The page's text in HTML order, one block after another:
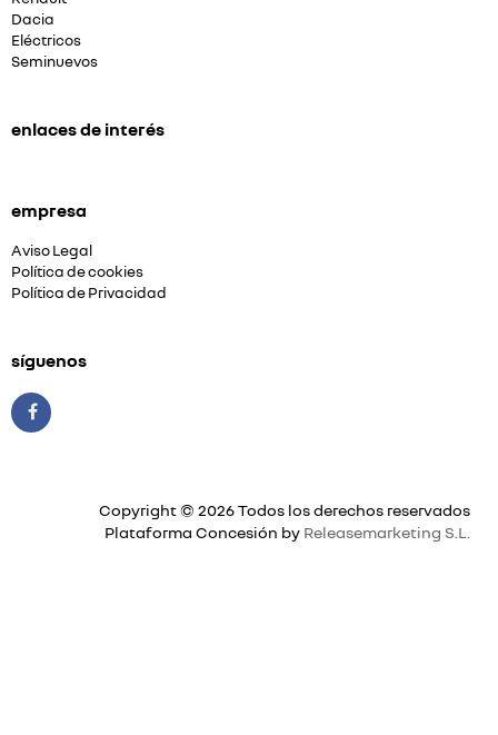
Dacia
Eléctricos
Seminuevos
enlaces de interés
empresa
Aviso Legal
Política de cookies
Política de Privacidad
síguenos
Copyright © 2026 Todos los derechos reservados
Plataforma Concesión by Releasemarketing S.L.